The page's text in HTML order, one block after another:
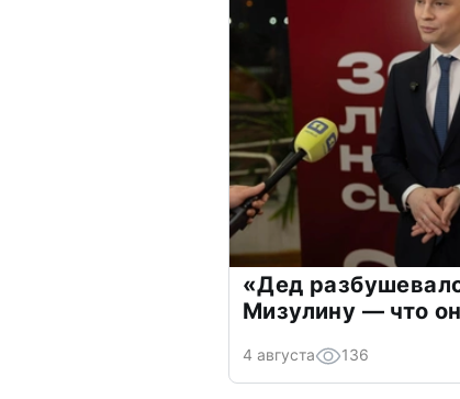
«Дед
Мизулину — что
4 августа 136